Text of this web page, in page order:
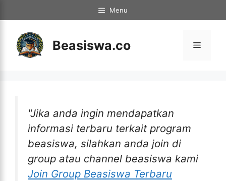
ke
Menu
Beasiswa.co Menu
"Jika anda ingin mendapatkan
informasi terbaru terkait program
beasiswa, silahkan anda join di
group atau channel beasiswa kami
Join Group Beasiswa Terbaru